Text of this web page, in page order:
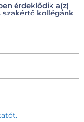
érdeklődik a(z)
szakértő kollégánk